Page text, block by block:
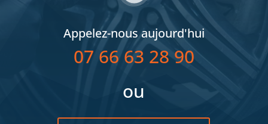
Appelez-nous aujourd'hui
07 66 63 28 90
ou